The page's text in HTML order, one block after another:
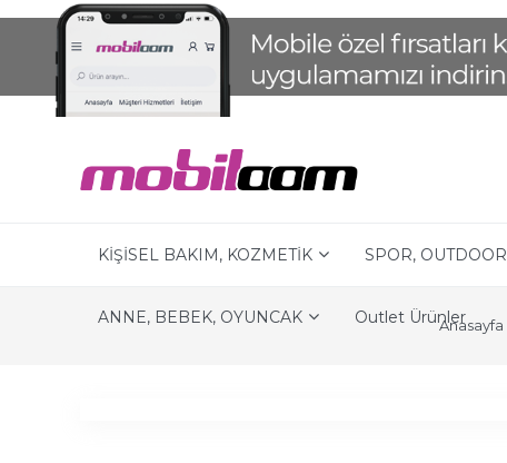
KİŞİSEL BAKIM, KOZMETİK SPOR, OUTDOOR
ANNE, BEBEK, OYUNCAK Outlet ÜrünlerAnasayfa